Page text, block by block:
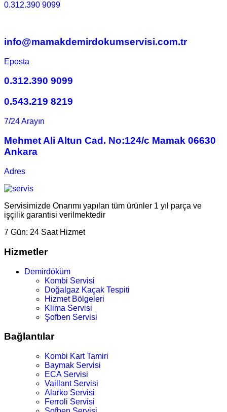
0.312.390 9099
info@mamakdemirdokumservisi.com.tr
Eposta
0.312.390 9099
0.543.219 8219
7/24 Arayın
Mehmet Ali Altun Cad. No:124/c Mamak 06630
Ankara
Adres
Servisimizde Onarımı yapılan tüm ürünler 1 yıl parça ve
işçilik garantisi verilmektedir
7 Gün: 24 Saat Hizmet
Hizmetler
Demirdöküm
Kombi Servisi
Doğalgaz Kaçak Tespiti
Hizmet Bölgeleri
Klima Servisi
Şofben Servisi
Bağlantılar
Kombi Kart Tamiri
Baymak Servisi
ECA Servisi
Vaillant Servisi
Alarko Servisi
Ferroli Servisi